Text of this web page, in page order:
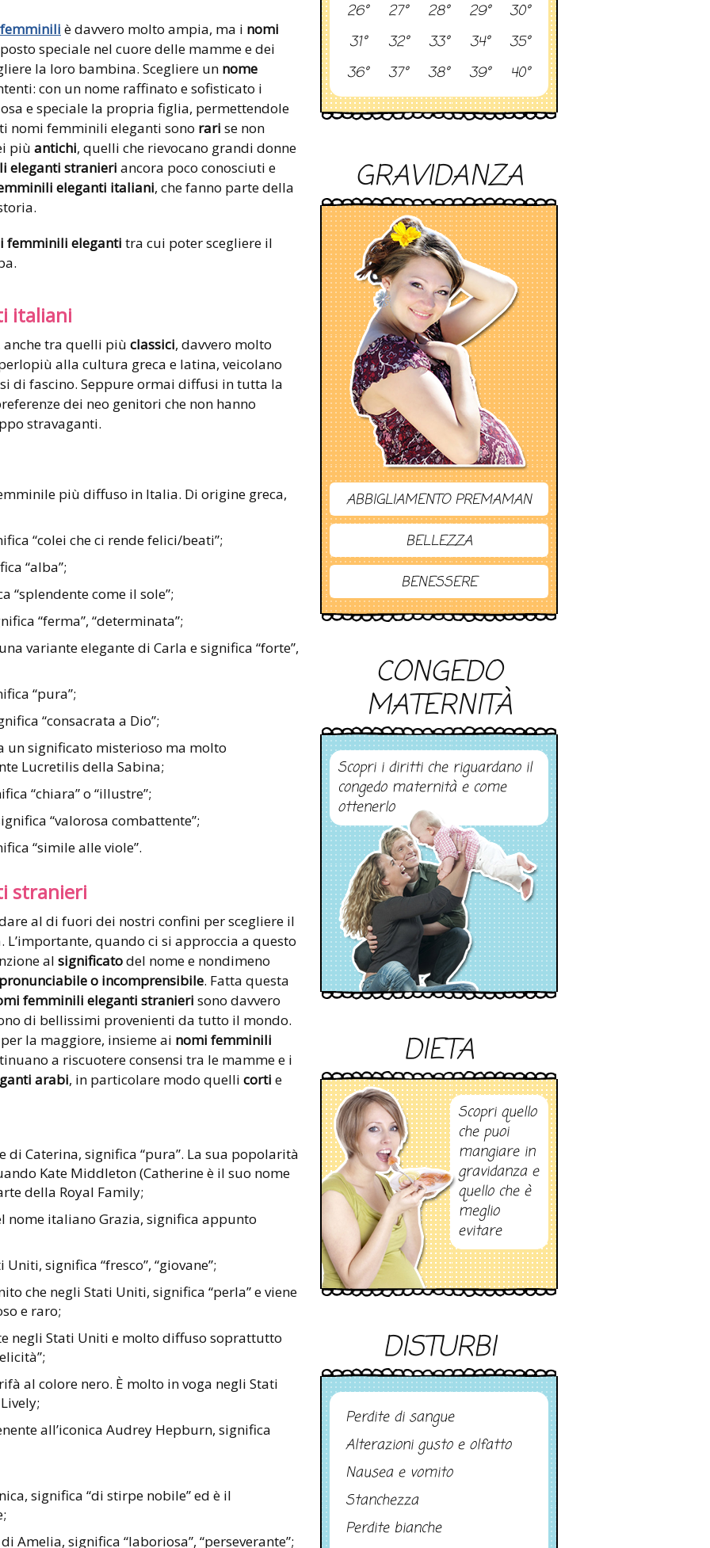
è davvero molto ampia, ma i nomi
speciale nel cuore delle mamme e dei
la loro bambina. Scegliere un nome
con un nome raffinato e sofisticato i
e speciale la propria figlia, permettendole
nomi femminili eleganti sono rari se non
più antichi, quelli che rievocano grandi donne
eleganti stranieri ancora poco conosciuti e
eleganti italiani, che fanno parte della
femminili eleganti tra cui poter scegliere il
italiani
anche tra quelli più classici, davvero molto
alla cultura greca e latina, veicolano
di fascino. Seppure ormai diffusi in tutta la
dei neo genitori che non hanno
stravaganti.
più diffuso in Italia. Di origine greca,
“colei che ci rende felici/beati”;
“alba”;
“splendente come il sole”;
“ferma”, “determinata”;
variante elegante di Carla e significa “forte”,
“pura”;
“consacrata a Dio”;
un significato misterioso ma molto
Lucretilis della Sabina;
“chiara” o “illustre”;
“valorosa combattente”;
“simile alle viole”.
stranieri
al di fuori dei nostri confini per scegliere il
quando ci si approccia a questo
al significatodel nome e nondimeno
o incomprensibile. Fatta questa
femminili eleganti stranieri sono davvero
di bellissimi provenienti da tutto il mondo.
la maggiore, insieme ai nomi femminili
a riscuotere consensi tra le mamme e i
arabi, in particolare modo quelli corti e
di Caterina, significa “pura”. La sua popolarità
Kate Middleton (Catherine è il suo nome
della Royal Family;
nome italiano Grazia, significa appunto
significa “fresco”, “giovane”;
che negli Stati Uniti, significa “perla” e viene
e raro;
negli Stati Uniti e molto diffuso soprattutto
al colore nero. È molto in voga negli Stati
all’iconica Audrey Hepburn, significa
significa “di stirpe nobile” ed è il
Amelia, significa “laboriosa”, “perseverante”;
26°
27° 28° 29°
30°
31°
32° 33° 34°
35°
36°
37° 38° 39° 40°
GRAVIDANZA
ABBIGLIAMENTO PREMAMAN
BELLEZZA
BENESSERE
CONGEDO
MATERNITÀ
Scopri i diritti che riguardano il
congedo maternità e come
ottenerlo
DIETA
Scopri quello
che puoi
mangiare in
gravidanza e
quello che è
meglio
evitare
DISTURBI
Perdite di sangue
Alterazioni gusto e olfatto
Nausea e vomito
Stanchezza
Perdite bianche